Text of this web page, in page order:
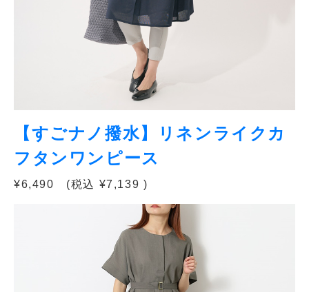
【すごナノ撥水】リネンライクカ
フタンワンピース
¥6,490 (税込 ¥7,139 )